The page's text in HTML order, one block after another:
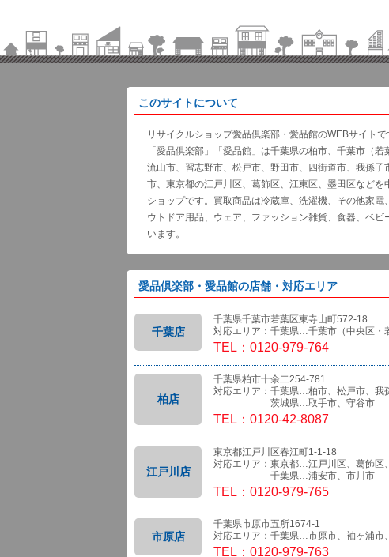
このサイトについて
リサイクルショップ愛品倶楽部・愛品館のWEBサイトで
「愛品倶楽部」「愛品館」は千葉県の柏市、千葉市（
流山市、習志野市、松戸市、野田市、四街道市、我孫
市、東京都の江戸川区、葛飾区、江東区、墨田区など
ショップです。買取商品は冷蔵庫、洗濯機、その他家
ウトドア用品、ウェア、ファッション雑貨、食器、ベ
います。
愛品倶楽部・愛品館の店舗・対応エリア
千葉店
千葉県千葉市若葉区東寺山町572-18
対応エリア：千葉県…千葉市（中央区・
TEL：0120-979-764
柏店
千葉県柏市十余二254-781
対応エリア：千葉県…柏市、松戸市、我
茨城県…取手市、守谷市
TEL：0120-42-8087
江戸川店
東京都江戸川区春江町1-1-18
対応エリア：東京都…江戸川区、葛飾区
千葉県…浦安市、市川市
TEL：0120-979-765
市原店
千葉県市原市五所1674-1
対応エリア：千葉県…市原市、袖ヶ浦市
TEL：0120-979-763